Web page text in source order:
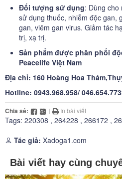
Đối tượng sử dụng: Dùng
sử dụng thuốc, nhiễm độc gan,
gan, viêm gan virus. Giảm tác
trị, xạ trị.
Sản phẩm được phân phối
Peacelife Việt Nam
Địa chỉ: 160 Hoàng Hoa
Hotline: 0943.968.958/
Chia sẻ: | In bài viết
Tags: 220308 , 264228 , 266172 ,
Tác giả: Xadoga1.com
Bài viết hay cùng